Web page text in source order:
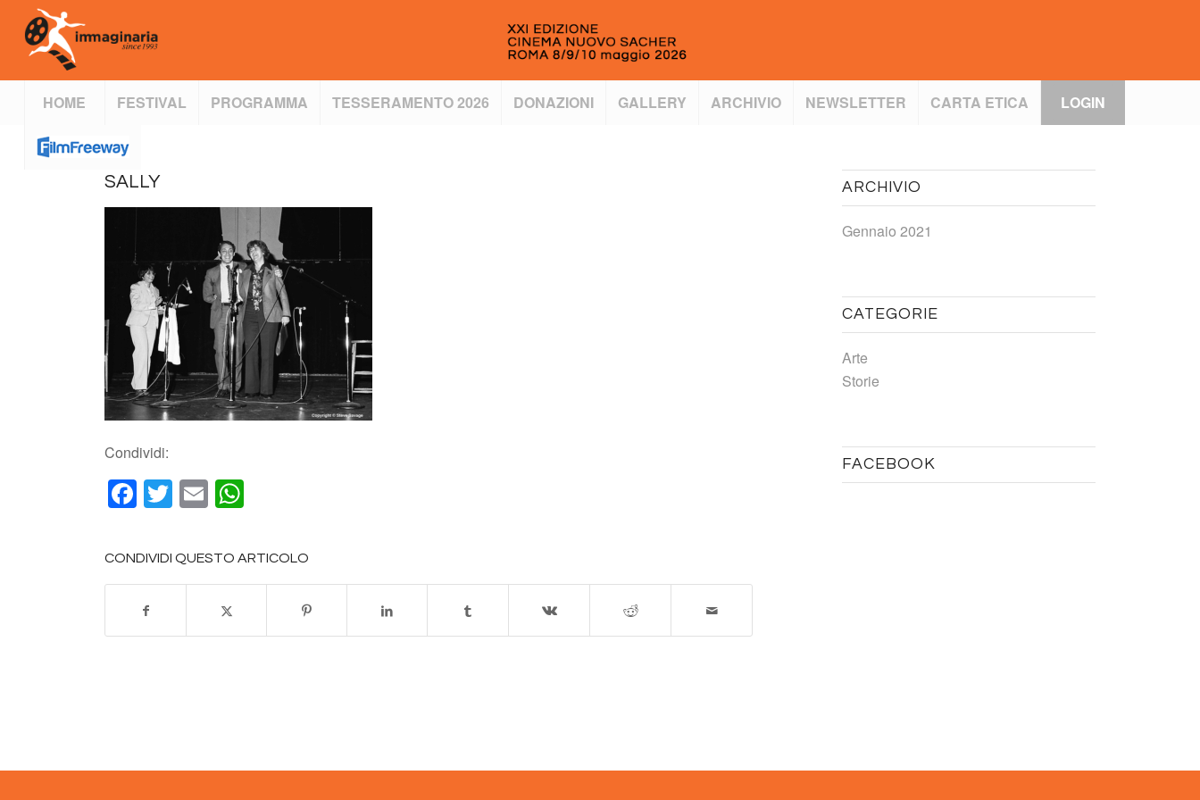
HOME FESTIVAL PROGRAMMA TESSERAMENTO 2026 DONAZIONI GALLERY ARCHIVIO NEWSLETTER CARTA ETICA LOGIN
SALLY
Condividi:
Facebook
Twitter
Email
CONDIVIDI QUESTO ARTICOLO
ARCHIVIO
Gennaio 2021
CATEGORIE
Arte
Storie
FACEBOOK